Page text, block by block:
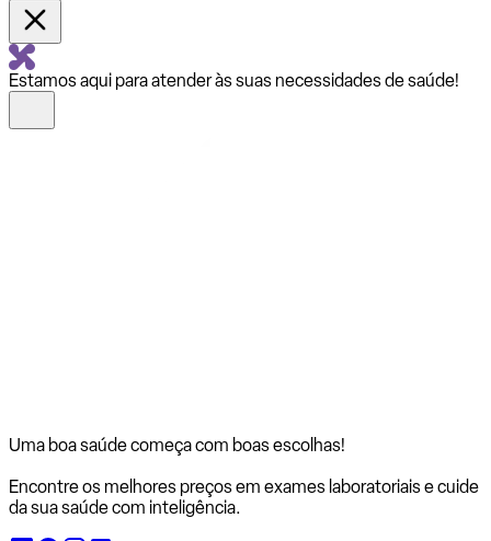
Estamos aqui para atender às suas necessidades de saúde!
Uma boa saúde começa com boas escolhas!
Encontre os melhores preços em exames laboratoriais e cuide
da sua saúde com inteligência.